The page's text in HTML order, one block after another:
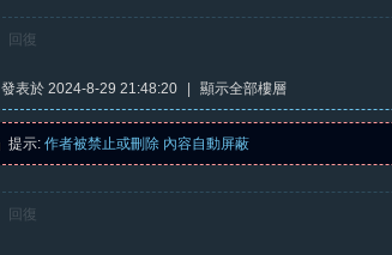
回復
發表於 2024-8-29 21:48:20 顯示全部樓層
提示: 作者被禁止或刪除 內容自動屏蔽
回復